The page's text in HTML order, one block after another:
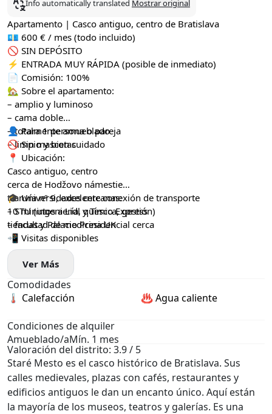
Info automatically translated Mostrar original
Apartamento | Casco antiguo, centro de Bratislava
💶 600 € / mes (todo incluido)
🚫 SIN DEPÓSITO
⚡ ENTRADA MUY RÁPIDA (posible de inmediato)
📄 Comisión: 100%
🏡 Sobre el apartamento:
– amplio y luminoso
– cama doble
– totalmente amueblado
– limpio y bien cuidado
👤 Para 1 persona o pareja
🚫 Sin mascotas
📍 Ubicación:
Casco antiguo, centro
cerca de Hodžovo námestie
tranvía nº 9, excelente conexión de transporte
10 minutos a Lidl y Tesco Express
tiendas y Palacio Presidencial cerca
🎓 Universidades cercanas:
– STU (ingeniería, química, gestión)
– facultad de medicina UK
📲 Visitas disponibles
Ver Más
Comodidades
🌡 Calefacción
♨️ Agua caliente
Condiciones de alquiler
Amueblado/aMín. 1 mes
Valoración del distrito: 3.9 / 5
Staré Mesto es el casco histórico de Bratislava. Sus
calles medievales, plazas con cafés, restaurantes y
edificios antiguos le dan un encanto único. Aquí están
la mayoría de los museos, teatros y galerías. Es una